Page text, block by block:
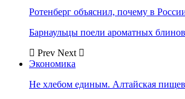
Ротенберг объяснил, почему в
Барнаульцы поели ароматных
Prev Next
Экономика
Не хлебом единым. Алтайская